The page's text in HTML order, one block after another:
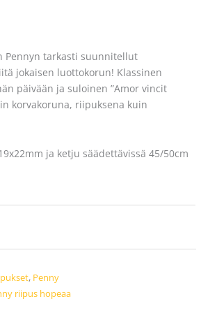
tarkasti suunnitellut
jokaisen luottokorun! Klassinen
päivään ja suloinen ”Amor vincit
korvakoruna, riipuksena kuin
ja ketju säädettävissä 45/50cm
, Penny
riipus hopeaa